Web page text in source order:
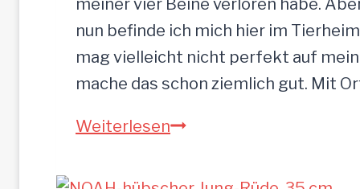
nun befinde ich mich hier im
mag vielleicht nicht perfekt auf
mache das schon ziemlich gut. Mit
WeiterlesenS
n